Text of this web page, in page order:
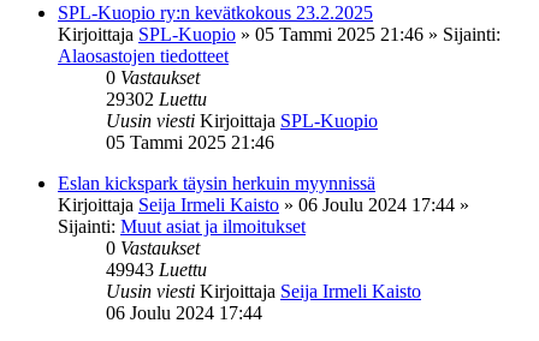
SPL-Kuopio ry:n kevätkokous 23.2.2025
Kirjoittaja SPL-Kuopio » 05 Tammi 2025 21:46 » Sijainti:
Alaosastojen tiedotteet
0 Vastaukset
29302 Luettu
Uusin viesti Kirjoittaja SPL-Kuopio
05 Tammi 2025 21:46
Eslan kickspark täysin herkuin myynnissä
Kirjoittaja Seija Irmeli Kaisto » 06 Joulu 2024 17:44 »
Sijainti: Muut asiat ja ilmoitukset
0 Vastaukset
49943 Luettu
Uusin viesti Kirjoittaja Seija Irmeli Kaisto
06 Joulu 2024 17:44